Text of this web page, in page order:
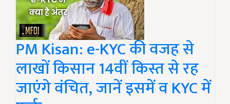
PM Kisan: e-KYC की वजह से
लाखों किसान 14वीं किस्त से रह
जाएंगे वंचित, जानें इसमें व KYC में